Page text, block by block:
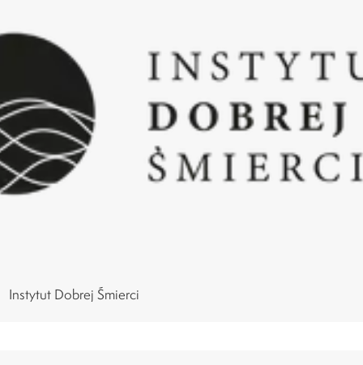
Instytut Dobrej Śmierci